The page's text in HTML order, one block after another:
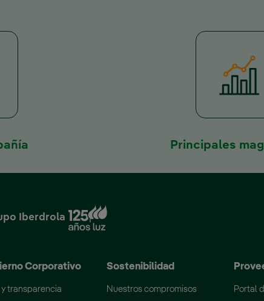
Principales
Iberdrola Enlace externo, se abre en ventana
Corporativo
y transparencia
Sostenibilidad
Nuestros compromisos Portal